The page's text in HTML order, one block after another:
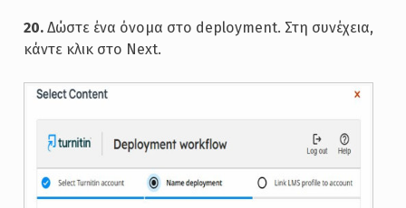
20.Δώστε ένα όνομα στο deployment. Στη συνέχεια,
κάντε κλικ στο Next.